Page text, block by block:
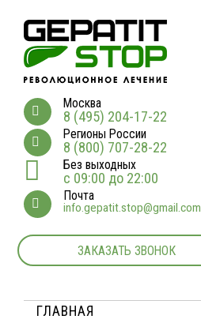
Москва
8 (495) 204-17-22
Регионы России
8 (800) 707-28-22
Без выходных
с 09:00 до 22:00
Почта
info.gepatit.stop@gmail.com
ЗАКАЗАТЬ ЗВОНОК
ГЛАВНАЯ